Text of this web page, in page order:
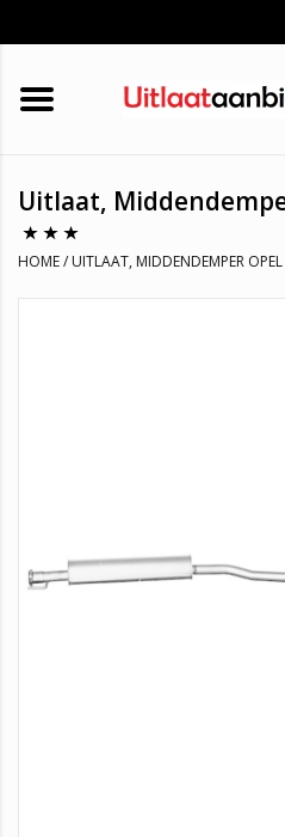
HOME
KATALYSATOREN
UNIVERSELE UITLAATDELEN
MERKEN
Uitlaat,
HOME/ UITLAAT, MIDDENDEMPER OPEL